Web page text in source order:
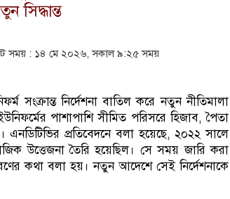
সিদ্ধান্ত
সময় : ১৪ মে ২০২৬, সকাল ৯:২৫ সময়
নির্দেশনা বাতিল করে নতুন নীতিমালা
ইউনিফর্মের পাশাপাশি সীমিত পরিসরে হিজাব, পৈতা
এনডিটিভির প্রতিবেদনে বলা হয়েছে, ২০২২ সালে
উত্তেজনা তৈরি হয়েছিল। সে সময় জারি করা
কথা বলা হয়। নতুন আদেশে সেই নির্দেশনাকে